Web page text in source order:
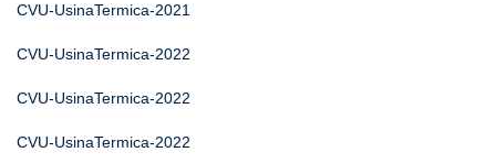
CVU-UsinaTermica-2021
CVU-UsinaTermica-2022
CVU-UsinaTermica-2022
CVU-UsinaTermica-2022